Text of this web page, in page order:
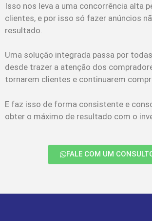
Isso nos leva a uma concorrência alta
clientes, e por isso só fazer anúncios
resultado.
Uma solução integrada passa por
desde trazer a atenção dos
tornarem clientes e continuarem
E faz isso de forma consistente e
obter o máximo de resultado com o
FALE COM UM